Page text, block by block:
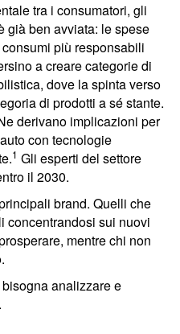
tra i consumatori, gli
già ben avviata: le spese
più responsabili
a creare categorie di
dove la spinta verso
di prodotti a sé stante.
derivano implicazioni per
con tecnologie
1 Gli esperti del settore
il 2030.
brand. Quelli che
concentrandosi sui nuovi
mentre chi non
analizzare e